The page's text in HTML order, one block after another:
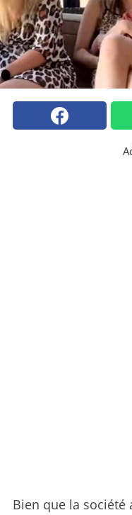
Bien que la